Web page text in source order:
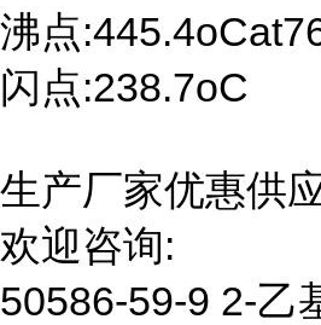
沸点
闪点:238.7oC
生产厂家优惠供
欢迎咨询:
50586-59-9 2-乙